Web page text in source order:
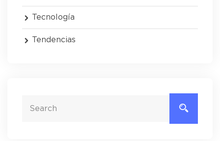
Tecnología
Tendencias